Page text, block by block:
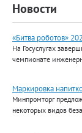
Новости
«Битва роботов»
На Госуслугах
чемпионате
Маркировка
Минпромторг
некоторых видов